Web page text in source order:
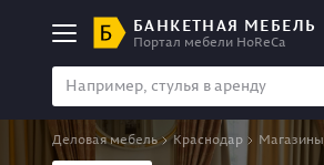
БАНКЕТНАЯ МЕБЕЛЬ
Портал мебели HoReCa
Деловая мебель Краснодар Магазины